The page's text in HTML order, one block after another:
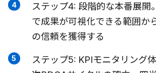
ステップ4: 段階的な本番展開
で成果が可視化できる範囲か
の信頼を獲得する
ステップ5: KPIモニタリング